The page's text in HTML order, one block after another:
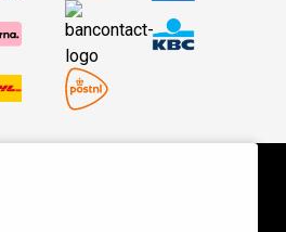
Home of BBQ. Alle prijzen incl